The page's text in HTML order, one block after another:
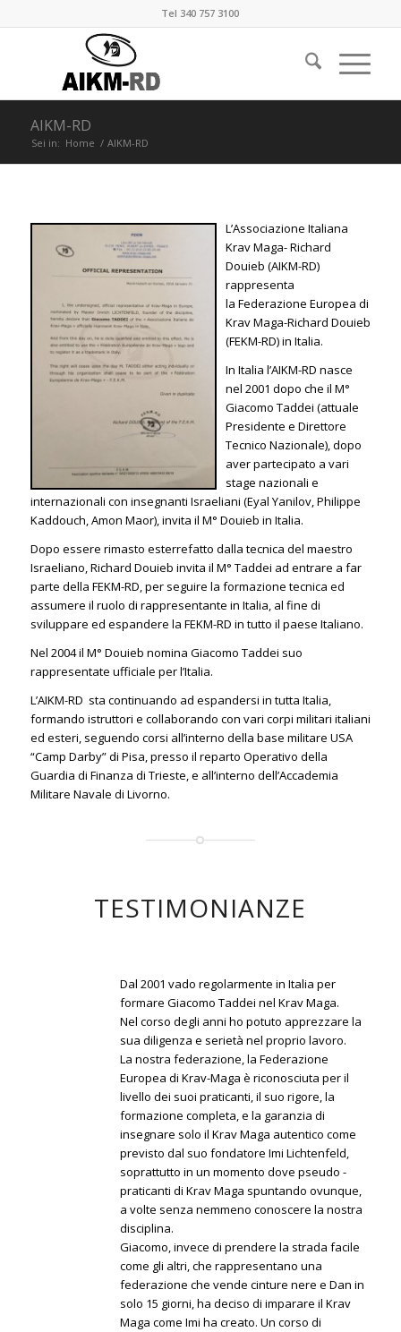
Tel 340 757 3100
AIKM-RD
Sei in: Home / AIKM-RD
L’Associazione Italiana
Krav Maga- Richard
Douieb (AIKM-RD)
rappresenta
la Federazione Europea di
Krav Maga-Richard Douieb
(FEKM-RD) in Italia.
In Italia l’AIKM-RD nasce
nel 2001 dopo che il M°
Giacomo Taddei (attuale
Presidente e Direttore
Tecnico Nazionale), dopo
aver partecipato a vari
stage nazionali e
internazionali con insegnanti Israeliani (Eyal Yanilov, Philippe
Kaddouch, Amon Maor), invita il M° Douieb in Italia.
Dopo essere rimasto esterrefatto dalla tecnica del maestro
Israeliano, Richard Douieb invita il M° Taddei ad entrare a far
parte della FEKM-RD, per seguire la formazione tecnica ed
assumere il ruolo di rappresentante in Italia, al fine di
sviluppare ed espandere la FEKM-RD in tutto il paese Italiano.
Nel 2004 il M° Douieb nomina Giacomo Taddei suo
rappresentate ufficiale per l’Italia.
L’AIKM-RD sta continuando ad espandersi in tutta Italia,
formando istruttori e collaborando con vari corpi militari italiani
ed esteri, seguendo corsi all’interno della base militare USA
“Camp Darby” di Pisa, presso il reparto Operativo della
Guardia di Finanza di Trieste, e all’interno dell’Accademia
Militare Navale di Livorno.
TESTIMONIANZE
Dal 2001 vado regolarmente in Italia per
formare Giacomo Taddei nel Krav Maga.
Nel corso degli anni ho potuto apprezzare la
sua diligenza e serietà nel proprio lavoro.
La nostra federazione, la Federazione
Europea di Krav-Maga è riconosciuta per il
livello dei suoi praticanti, il suo rigore, la
formazione completa, e la garanzia di
insegnare solo il Krav Maga autentico come
previsto dal suo fondatore Imi Lichtenfeld,
soprattutto in un momento dove pseudo -
praticanti di Krav Maga spuntando ovunque,
a volte senza nemmeno conoscere la nostra
disciplina.
Giacomo, invece di prendere la strada facile
come gli altri, che rappresentano una
federazione che vende cinture nere e Dan in
solo 15 giorni, ha deciso di imparare il Krav
Maga come Imi ha creato. Un corso di